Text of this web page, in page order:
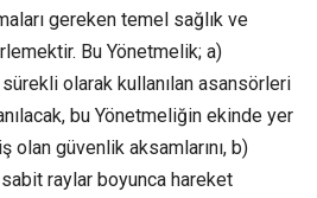
gereken temel sağlık ve
Bu Yönetmelik; a)
olarak kullanılan asansörleri
bu Yönetmeliğin ekinde yer
olan güvenlik aksamlarını, b)
raylar boyunca hareket